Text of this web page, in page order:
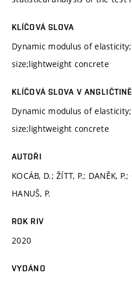
KLÍČOVÁ SLOVA
Dynamic modulus of
size;lightweight concrete
KLÍČOVÁ SLOVA V ANGLIČTINĚ
Dynamic modulus of
size;lightweight concrete
AUTOŘI
KOCÁB, D.; ŽÍTT, P.; DANĚK,
HANUŠ, P.
ROK RIV
2020
VYDÁNO